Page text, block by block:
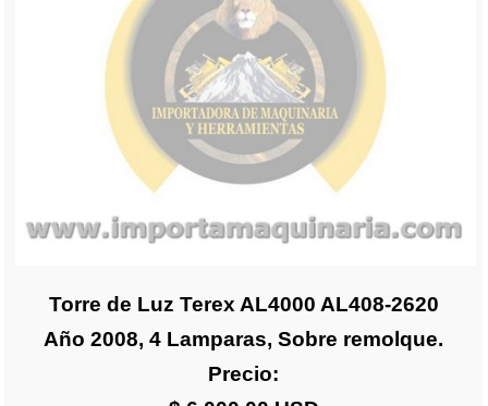
Torre de Luz Terex AL4000 AL408-2620
Año 2008, 4 Lamparas, Sobre remolque.
Precio: